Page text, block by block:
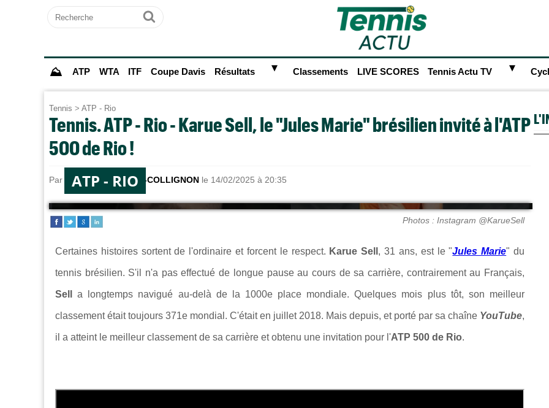
Recherche
Ok
⛰ ATP WTA ITF Coupe Davis Résultats ► Classements LIVE SCORES Tennis Actu TV ►
Tennis > ATP - Rio
Tennis. ATP - Rio - Karue Sell, le "Jules Marie" brésilien invité à l'ATP
500 de Rio !
Par Timothée THOMAS-COLLIGNON le 14/02/2025 à 20:35
ATP - RIO
Photos : Instagram @KarueSell
Certaines histoires sortent de l'ordinaire et forcent le respect. Karue Sell , 31 ans, est le "Jules Marie" du
tennis brésilien. S'il n'a pas effectué de longue pause au cours de sa carrière, contrairement au Français,
Sell a longtemps navigué au-delà de la 1000e place mondiale. Quelques mois plus tôt, son meilleur
classement était toujours 371e mondial. C'était en juillet 2018. Mais depuis, et porté par sa chaîne YouTube,
il a atteint le meilleur classement de sa carrière et obtenu une invitation pour l'ATP 500 de Rio.